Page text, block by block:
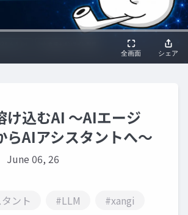
け込むAI 〜AIエージ
らAIアシスタントへ〜
June 06, 26
ント #LLM
#xangi